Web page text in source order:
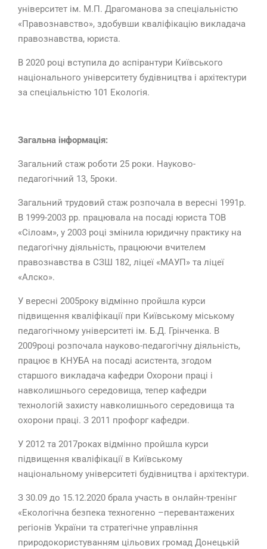
університет ім. М.П. Драгоманова за спеціальністю
«Правознавство», здобувши кваліфікацію викладача
правознавства, юриста.
В 2020 році вступила до аспірантури Київського
національного університету будівництва і архітектури
за спеціальністю 101 Екологія.
Загальна інформація:
Загальний стаж роботи 25 роки. Науково-
педагогічний 13, 5роки.
Загальний трудовий стаж розпочала в вересні 1991р.
В 1999-2003 рр. працювала на посаді юриста ТОВ
«Сілоам», у 2003 році змінила юридичну практику на
педагогічну діяльність, працюючи вчителем
правознавства в СЗШ 182, ліцеї «МАУП» та ліцеї
«Алско».
У вересні 2005року відмінно пройшла курси
підвищення кваліфікації при Київському міському
педагогічному університеті ім. Б.Д. Грінченка. В
2009році розпочала науково-педагогічну діяльність,
працює в КНУБА на посаді асистента, згодом
старшого викладача кафедри Охорони праці і
навколишнього середовища, тепер кафедри
технологій захисту навколишнього середовища та
охорони праці. З 2011 профорг кафедри.
У 2012 та 2017роках відмінно пройшла курси
підвищення кваліфікації в Київському
національному університеті будівництва і архітектури.
З 30.09 до 15.12.2020 брала участь в онлайн-тренінг
«Екологічна безпека техногенно –перевантажених
регіонів України та стратегічне управління
природокористуванням цільових громад Донецькій